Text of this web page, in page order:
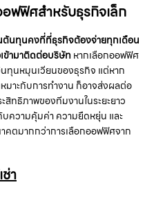
ฟฟิศสำหรับธุรกิจเล็ก
ต้นทุนคงที่ที่ธุรกิจต้องจ่ายทุกเดือน
ข้ามาติดต่อบริษัทหากเลือกออฟฟิศ
นทุนหมุนเวียนของธุรกิจ แต่หาก
มาะกับการทำงาน ก็อาจส่งผลต่อ
สิทธิภาพของทีมงานในระยะยาว
ความคุ้มค่า ความยืดหยุ่น และ
คตมากกว่าการเลือกออฟฟิศจาก
า